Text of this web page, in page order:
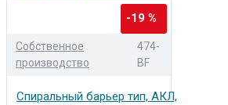
-19 %
Собственное
производство
474-
BF
Спиральный барьер тип, АКЛ,